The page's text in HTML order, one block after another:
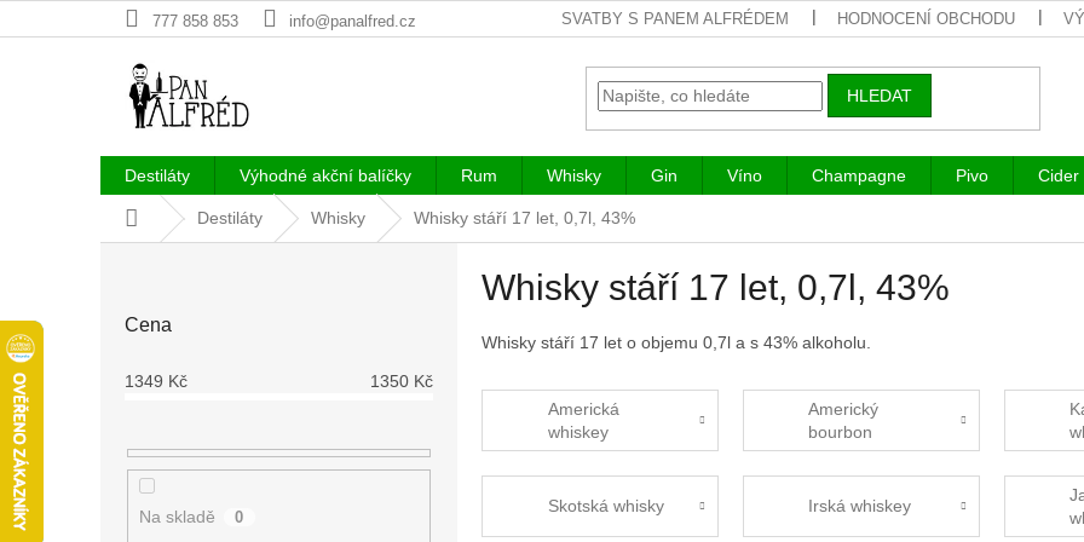
na
777 858 853 info@panalfred.cz SVATBY S PANEM ALFRÉDEM HODNOCENÍ OBCHODU
HLEDAT
Destiláty Výhodné akční balíčky Rum Whisky Gin Víno Champagne Pivo Cider
Domů Destiláty Whisky Whisky stáří 17 let, 0,7l, 43%
Cena
1349 Kč 1350 Kč
Na skladě 0
Whisky stáří 17 let, 0,7l, 43%
Whisky stáří 17 let o objemu 0,7l a s 43% alkoholu.
Americká
whiskey
Americký
bourbon
Skotská whisky Irská whiskey